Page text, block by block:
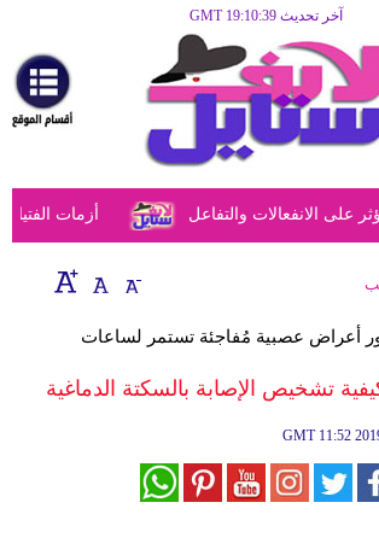
آخر تحديث GMT 19:10:39
مرأة
أزياء
أزياء
إسلامية
صحة
أزمات الفتيات الانفعالات والتفاعل
أعراض عصبية مُفاجئة تستمر لساعات
تشخيص الإصابة بالسكتة الدماغية
GMT